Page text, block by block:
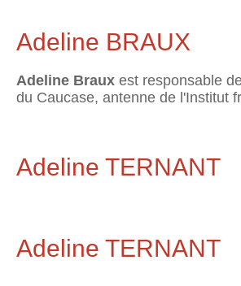
Adeline BRAUX
Adeline Braux est responsable
du Caucase, antenne de l'Institut
Adeline TERNANT
Adeline TERNANT